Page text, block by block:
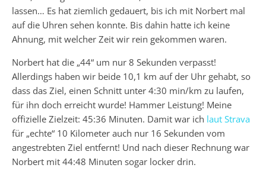
lassen… Es hat ziemlich gedauert, bis ich mit Norbert mal
auf die Uhren sehen konnte. Bis dahin hatte ich keine
Ahnung, mit welcher Zeit wir rein gekommen waren.
Norbert hat die „44“ um nur 8 Sekunden verpasst!
Allerdings haben wir beide 10,1 km auf der Uhr gehabt, so
dass das Ziel, einen Schnitt unter 4:30 min/km zu laufen,
für ihn doch erreicht wurde! Hammer Leistung! Meine
offizielle Zielzeit: 45:36 Minuten. Damit war ich laut Strava
für „echte“ 10 Kilometer auch nur 16 Sekunden vom
angestrebten Ziel entfernt! Und nach dieser Rechnung war
Norbert mit 44:48 Minuten sogar locker drin.